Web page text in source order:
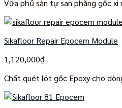
Vữa phủ sàn tự san phẳng gốc xi
Sikafloor Repair Epocem Module
1,120,000₫
Chất quét lót gốc Epoxy cho